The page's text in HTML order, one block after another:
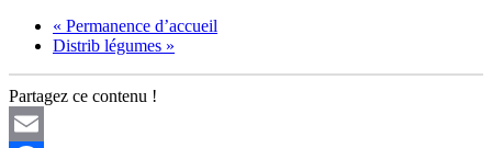
« Permanence d’accueil
Distrib légumes »
Partagez ce contenu !